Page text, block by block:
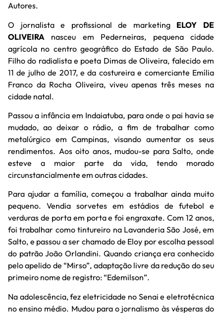
Autores.
O jornalista e profissional de marketing ELOY DE
OLIVEIRA nasceu em Pederneiras, pequena cidade
agrícola no centro geográfico do Estado de São Paulo.
Filho do radialista e poeta Dimas de Oliveira, falecido em
11 de julho de 2017, e da costureira e comerciante Emília
Franco da Rocha Oliveira, viveu apenas três meses na
cidade natal.
Passou a infância em Indaiatuba, para onde o pai havia se
mudado, ao deixar o rádio, a fim de trabalhar como
metalúrgico em Campinas, visando aumentar os seus
rendimentos. Aos oito anos, mudou-se para Salto, onde
esteve a maior parte da vida, tendo morado
circunstancialmente em outras cidades.
Para ajudar a família, começou a trabalhar ainda muito
pequeno. Vendia sorvetes em estádios de futebol e
verduras de porta em porta e foi engraxate. Com 12 anos,
foi trabalhar como tintureiro na Lavanderia São José, em
Salto, e passou a ser chamado de Eloy por escolha pessoal
do patrão João Orlandini. Quando criança era conhecido
pelo apelido de “Mirso”, adaptação livre da redução do seu
primeiro nome de registro: “Edemilson”.
Na adolescência, fez eletricidade no Senai e eletrotécnica
no ensino médio. Mudou para o jornalismo às vésperas do